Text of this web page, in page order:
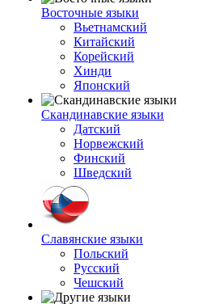
Восточные языки
Вьетнамский
Китайский
Корейский
Хинди
Японский
Скандинавские языки
Датский
Норвежский
Финский
Шведский
Славянские языки
Польский
Русский
Чешский